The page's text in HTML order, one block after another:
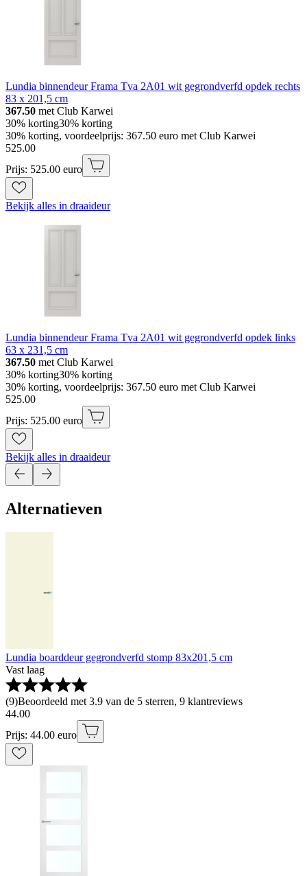
Lundia binnendeur Frama Tva 2A01 wit gegrondverfd opdek rechts
83 x 201,5 cm
367.50 met Club Karwei
30% korting30% korting
30% korting, voordeelprijs: 367.50 euro met Club Karwei
525.00
Prijs: 525.00 euro
Bekijk alles in draaideur
Lundia binnendeur Frama Tva 2A01 wit gegrondverfd opdek links
63 x 231,5 cm
367.50 met Club Karwei
30% korting30% korting
30% korting, voordeelprijs: 367.50 euro met Club Karwei
525.00
Prijs: 525.00 euro
Bekijk alles in draaideur
Alternatieven
Lundia boarddeur gegrondverfd stomp 83x201,5 cm
Vast laag
(9)Beoordeeld met 3.9 van de 5 sterren, 9 klantreviews
44.00
Prijs: 44.00 euro